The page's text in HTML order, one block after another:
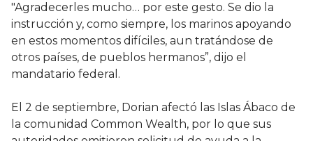
"Agradecerles mucho… por este gesto. Se dio la
instrucción y, como siempre, los marinos apoyando
en estos momentos difíciles, aun tratándose de
otros países, de pueblos hermanos”, dijo el
mandatario federal.
El 2 de septiembre, Dorian afectó las Islas Ábaco de
la comunidad Common Wealth, por lo que sus